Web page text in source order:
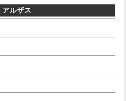
アルザス